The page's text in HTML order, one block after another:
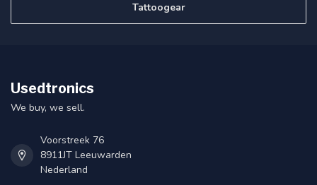
Tattoogear
Usedtronics
We buy, we sell.
Voorstreek 76
8911JT Leeuwarden
Nederland